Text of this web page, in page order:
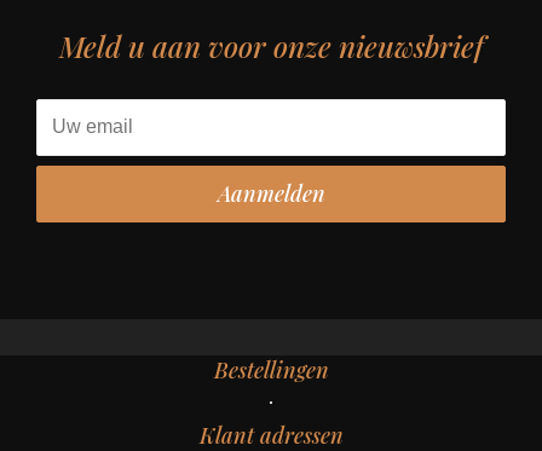
Meld u aan voor onze nieuwsbrief
Bestellingen
Klant adressen